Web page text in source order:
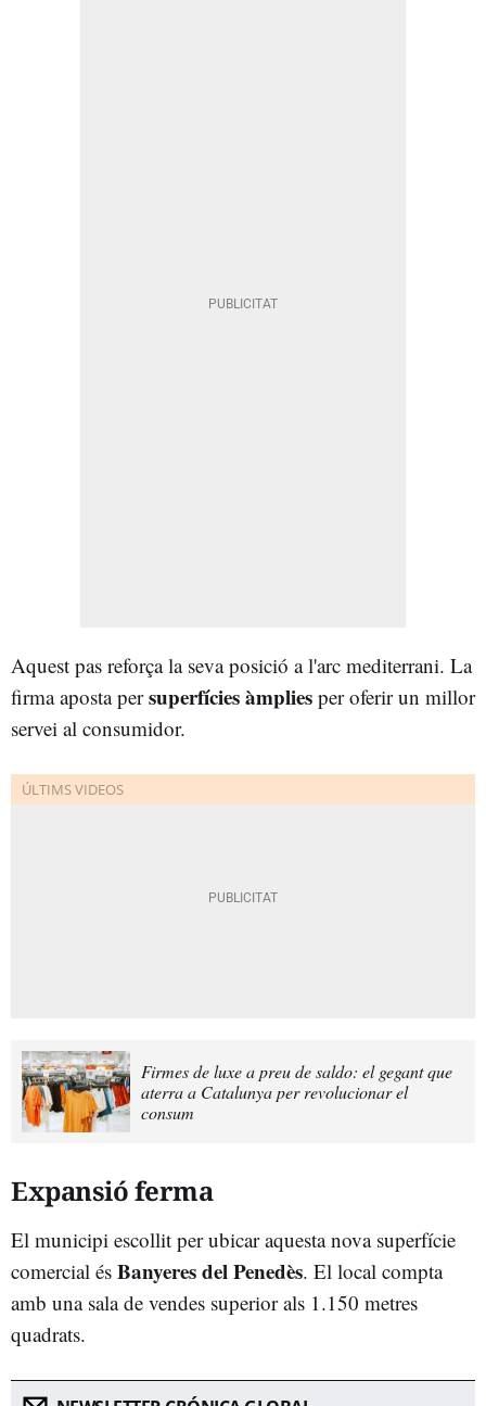
Aquest pas reforça la seva posició a l'arc mediterrani. La
firma aposta persuperfícies àmplies per oferir un millor
servei al consumidor.
Firmes de luxe a preu de saldo: el gegant que
aterra a Catalunya per revolucionar el
consum
Expansió ferma
El municipi escollit per ubicar aquesta nova superfície
comercial és Banyeres del Penedès. El local compta
amb una sala de vendes superior als 1.150 metres
quadrats.